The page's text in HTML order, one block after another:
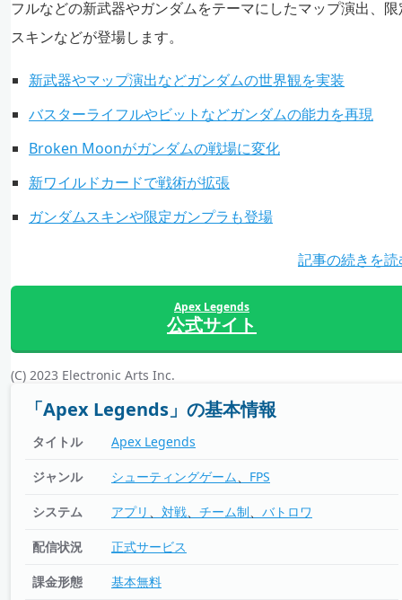
フルなどの新武器やガンダムをテーマにしたマップ演出、限
スキンなどが登場します。
新武器やマップ演出などガンダムの世界観を実装
バスターライフルやビットなどガンダムの能力を再現
Broken Moonがガンダムの戦場に変化
新ワイルドカードで戦術が拡張
ガンダムスキンや限定ガンプラも登場
記事の続きを読
Apex Legends
公式サイト
(C) 2023 Electronic Arts Inc.
「Apex Legends」の基本情報
タイトル Apex Legends
ジャンル シューティングゲーム FPS
システム アプリ 対戦 チーム制 バトロワ
配信状況 正式サービス
課金形態 基本無料